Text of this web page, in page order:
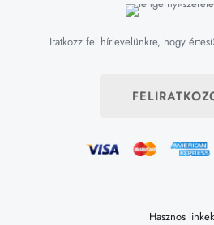
Iratkozz fel hírlevelünkre, hogy
Hasznos linkek